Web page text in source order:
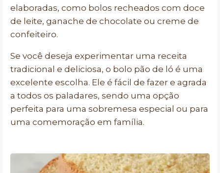
elaboradas, como bolos recheados com doce
de leite, ganache de chocolate ou creme de
confeiteiro.
Se você deseja experimentar uma receita
tradicional e deliciosa, o bolo pão de ló é uma
excelente escolha. Ele é fácil de fazer e agrada
a todos os paladares, sendo uma opção
perfeita para uma sobremesa especial ou para
uma comemoração em família.